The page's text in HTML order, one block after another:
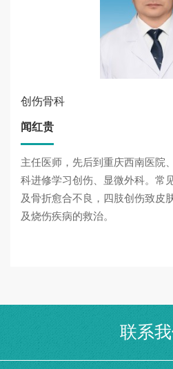
创伤骨科
闻红贵
主任医师，先后到重庆西南医院
科进修学习创伤、显微外科。常
及骨折愈合不良，四肢创伤致皮
及烧伤疾病的救治。
联系